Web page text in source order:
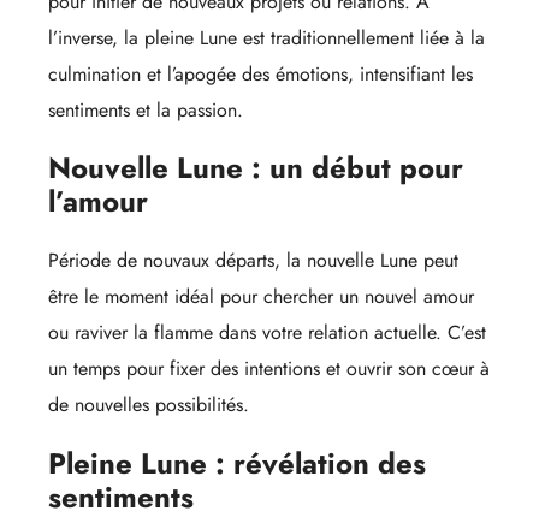
l’inverse, la pleine Lune est traditionnellement liée à la
culmination et l’apogée des émotions, intensifiant les
sentiments et la passion.
Nouvelle Lune : un début pour
l’amour
Période de nouvaux départs, la nouvelle Lune peut
être le moment idéal pour chercher un nouvel amour
ou raviver la flamme dans votre relation actuelle. C’est
un temps pour fixer des intentions et ouvrir son cœur à
de nouvelles possibilités.
Pleine Lune : révélation des
sentiments